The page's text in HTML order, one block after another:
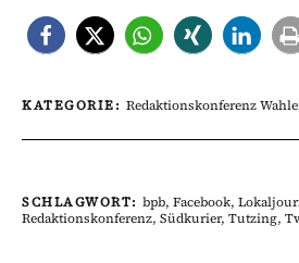
KATEGORIE: Redaktionskonferenz
SCHLAGWORT: bpb, Facebook,
Redaktionskonferenz, Südkurier, Tutzing,